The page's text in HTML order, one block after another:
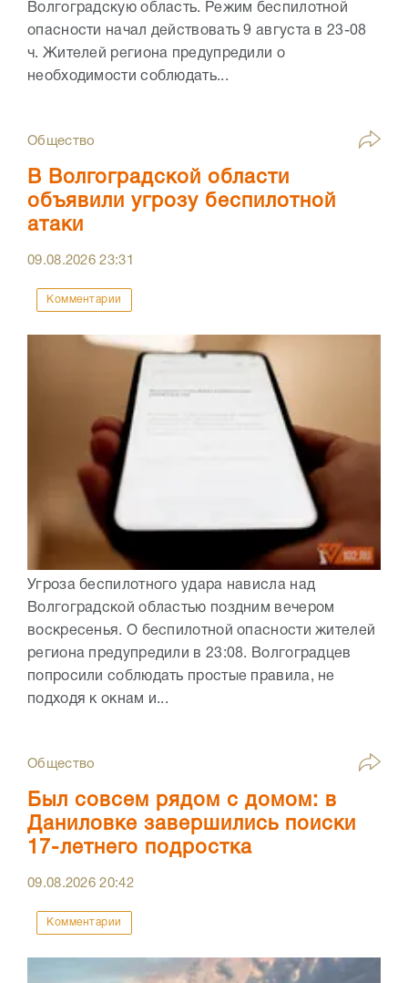
Волгоградскую область. Режим беспилотной
опасности начал действовать 9 августа в 23-08
ч. Жителей региона предупредили о
необходимости соблюдать...
Общество
В Волгоградской области
объявили угрозу беспилотной
атаки
09.08.202623:31
Комментарии
Угроза беспилотного удара нависла над
Волгоградской областью поздним вечером
воскресенья. О беспилотной опасности жителей
региона предупредили в 23:08. Волгоградцев
попросили соблюдать простые правила, не
подходя к окнам и...
Общество
Был совсем рядом с домом: в
Даниловке завершились поиски
17-летнего подростка
09.08.202620:42
Комментарии